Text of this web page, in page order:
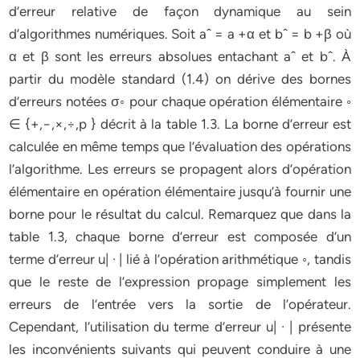
d’erreur relative de façon dynamique au sein
d’algorithmes numériques. Soit aˆ = a +α et bˆ = b +β où
α et β sont les erreurs absolues entachant aˆ et bˆ. À
partir du modèle standard (1.4) on dérive des bornes
d’erreurs notées σ◦ pour chaque opération élémentaire ◦
∈ {+,−,×,÷,p } décrit à la table 1.3. La borne d’erreur est
calculée en même temps que l’évaluation des opérations
l’algorithme. Les erreurs se propagent alors d’opération
élémentaire en opération élémentaire jusqu’à fournir une
borne pour le résultat du calcul. Remarquez que dans la
table 1.3, chaque borne d’erreur est composée d’un
terme d’erreur u| · | lié à l’opération arithmétique ◦, tandis
que le reste de l’expression propage simplement les
erreurs de l’entrée vers la sortie de l’opérateur.
Cependant, l’utilisation du terme d’erreur u| · | présente
les inconvénients suivants qui peuvent conduire à une